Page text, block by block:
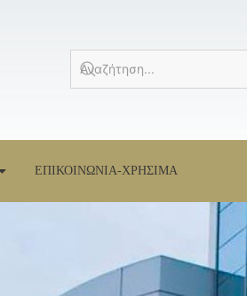
ΕΠΙΚΟΙΝΩΝΙΑ-ΧΡΗΣΙΜΑ